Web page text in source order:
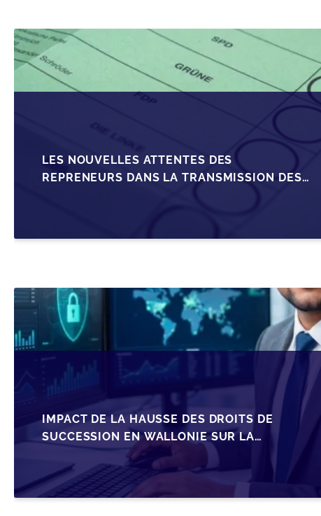
LES NOUVELLES ATTENTES DES
REPRENEURS DANS LA TRANSMISSION DES
IMPACT DE LA HAUSSE DES DROITS DE
SUCCESSION EN WALLONIE SUR LA
TRANSMISSION FAMILIALE DES PME